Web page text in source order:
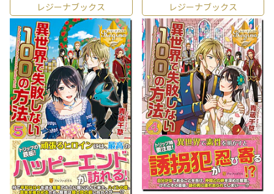
レジーナブックス レジーナブックス